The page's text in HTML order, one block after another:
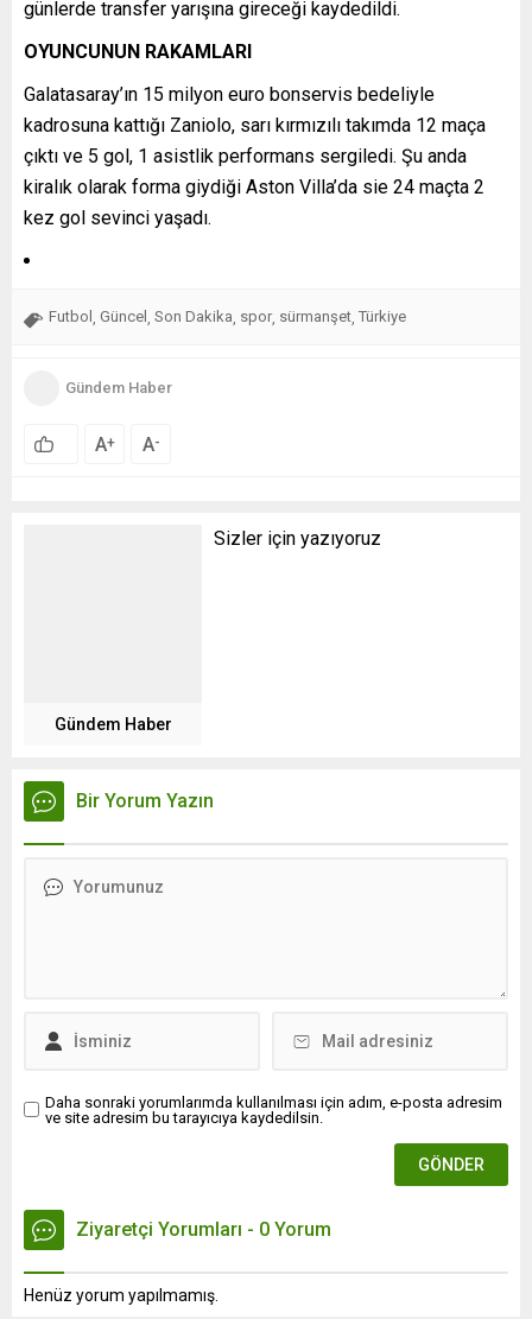
günlerde transfer yarışına gireceği kaydedildi.
OYUNCUNUN RAKAMLARI
Galatasaray’ın 15 milyon euro bonservis bedeliyle
kadrosuna kattığı Zaniolo, sarı kırmızılı takımda 12 maça
çıktı ve 5 gol, 1 asistlik performans sergiledi. Şu anda
kiralık olarak forma giydiği Aston Villa’da sie 24 maçta 2
kez gol sevinci yaşadı.
Futbol Güncel Son Dakika spor sürmanşet Türkiye
Gündem Haber
A+ A-
Gündem Haber
Sizler için yazıyoruz
Bir Yorum Yazın
Daha sonraki yorumlarımda kullanılması için adım, e-posta adresim
ve site adresim bu tarayıcıya kaydedilsin.
Ziyaretçi Yorumları - 0 Yorum
Henüz yorum yapılmamış.